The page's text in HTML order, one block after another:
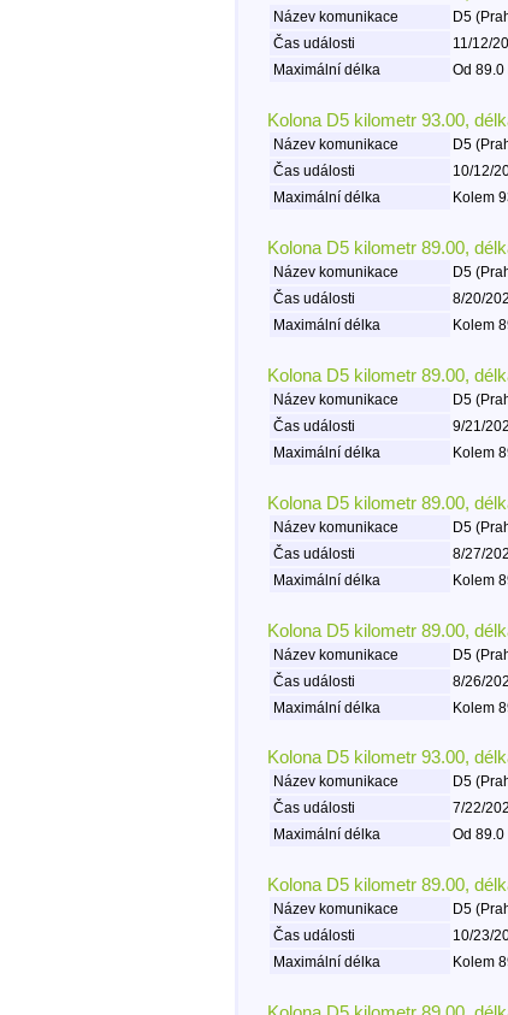
Název komunikace D5
Čas události
11/12/
Maximální délka
Od 89.0
Kolona D5 kilometr 93.00,
Název komunikace D5
Čas události
10/12/
Maximální délka
Kolem
Kolona D5 kilometr 89.00,
Název komunikace D5
Čas události
8/20/
Maximální délka
Kolem
Kolona D5 kilometr 89.00,
Název komunikace D5
Čas události
9/21/
Maximální délka
Kolem
Kolona D5 kilometr 89.00,
Název komunikace D5
Čas události
8/27/
Maximální délka
Kolem
Kolona D5 kilometr 89.00,
Název komunikace D5
Čas události
8/26/
Maximální délka
Kolem
Kolona D5 kilometr 93.00,
Název komunikace D5
Čas události
7/22/
Maximální délka
Od 89.0
Kolona D5 kilometr 89.00,
Název komunikace D5
Čas události
10/23/
Maximální délka
Kolem